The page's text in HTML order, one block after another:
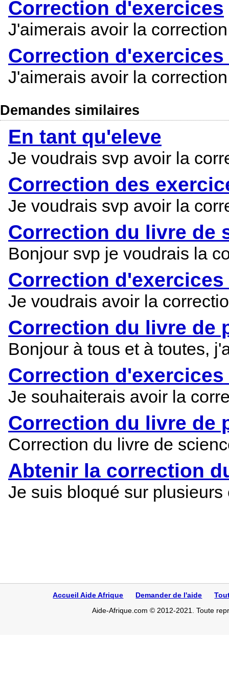
Correction d'exercices
J'aimerais avoir la
Correction
J'aimerais avoir la
Demandes similaires
En tant qu'eleve
Je voudrais svp avoir la
Correction des
Je voudrais svp avoir la
Correction du livre de
Bonjour svp je voudrais la
Correction d'exercices
Je voudrais avoir la
Correction du livre de
Bonjour à tous et à toutes,
Correction
Je souhaiterais avoir la
Correction du livre de
Correction du livre de
Abtenir la correction
Je suis bloqué sur
Accueil Aide Afrique Demander de l'aide
Aide-Afrique.com © 2012-2021. Toute